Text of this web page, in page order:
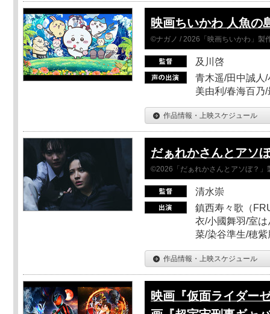
映画ちいかわ 人魚の
©ナガノ / 2026「映画ちいかわ」製
及川啓
青木遥/田中誠人
美由利/春海百乃
作品情報・上映スケジュール
だぁれかさんとアソ
©2026「だぁれかさんとアソぼ？」
清水崇
鎮西寿々歌（
衣/小國舞羽/室
菜/染谷準生/穂
作品情報・上映スケジュール
映画『仮面ライダー